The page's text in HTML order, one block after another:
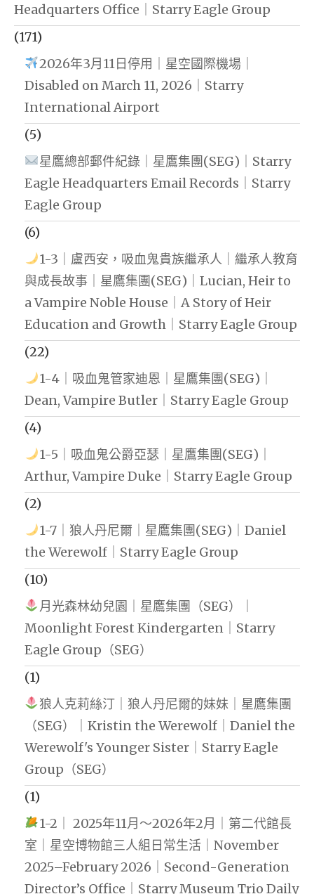
Headquarters Office｜Starry Eagle Group
(171)
2026年3月11日停用｜星空國際機場｜
Disabled on March 11, 2026｜Starry
International Airport
(5)
星鷹總部郵件紀錄｜星鷹集團(SEG)｜Starry
Eagle Headquarters Email Records｜Starry
Eagle Group
(6)
1-3｜盧西安，吸血鬼貴族繼承人｜繼承人教育
與成長故事｜星鷹集團(SEG)｜Lucian, Heir to
a Vampire Noble House｜A Story of Heir
Education and Growth｜Starry Eagle Group
(22)
1-4｜吸血鬼管家迪恩｜星鷹集團(SEG)｜
Dean, Vampire Butler｜Starry Eagle Group
(4)
1-5｜吸血鬼公爵亞瑟｜星鷹集團(SEG)｜
Arthur, Vampire Duke｜Starry Eagle Group
(2)
1-7｜狼人丹尼爾｜星鷹集團(SEG)｜Daniel
the Werewolf｜Starry Eagle Group
(10)
月光森林幼兒園｜星鷹集團（SEG）｜
Moonlight Forest Kindergarten｜Starry
Eagle Group（SEG）
(1)
狼人克莉絲汀｜狼人丹尼爾的妹妹｜星鷹集團
（SEG）｜Kristin the Werewolf｜Daniel the
Werewolf's Younger Sister｜Starry Eagle
Group（SEG）
(1)
1-2｜ 2025年11月～2026年2月｜第二代館長
室｜星空博物館三人組日常生活｜November
2025–February 2026｜Second-Generation
Director’s Office｜Starry Museum Trio Daily